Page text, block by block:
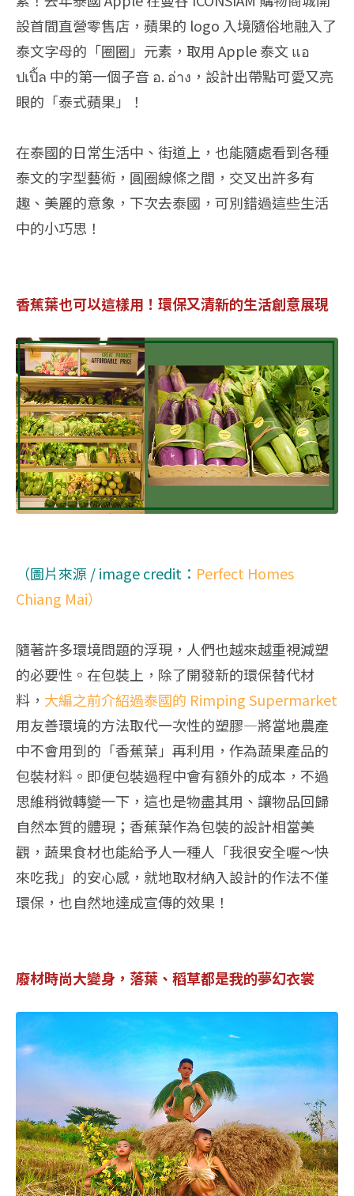
設首間直營零售店，蘋果的 logo 入境隨俗地融入了
泰文字母的「圈圈」元素，取用 Apple‭ ‬泰文‭ ‬แอ
ปเปิ้ล‭ ‬中的第一個子音‭ ‬อ‭. ‬อ่าง，設計出帶點可愛又亮
眼的「泰式蘋果」！
在泰國的日常生活中、街道上，也能隨處看到各種
泰文的字型藝術，圓圈線條之間，交叉出許多有
趣、美麗的意象，下次去泰國，可別錯過這些生活
中的小巧思！
香蕉葉也可以這樣用！環保又清新的生活創意展現
（圖片來源 / image credit： Perfect Homes
Chiang Mai）
隨著許多環境問題的浮現，人們也越來越重視減塑
的必要性。在包裝上，除了開發新的環保替代材
料， 大編之前介紹過泰國的‭ ‬Rimping Supermarket‭
‬用友善環境的方法取代一次性的塑膠—將當地農產
中不會用到的「香蕉葉」再利用，作為蔬果產品的
包裝材料。即便包裝過程中會有額外的成本，不過
思維稍微轉變一下，這也是物盡其用、讓物品回歸
自然本質的體現；香蕉葉作為包裝的設計相當美
觀，蔬果食材也能給予人一種人「我很安全喔～快
來吃我」的安心感，就地取材納入設計的作法不僅
環保，也自然地達成宣傳的效果！‭ ‬
廢材時尚大變身，落葉、稻草都是我的夢幻衣裳